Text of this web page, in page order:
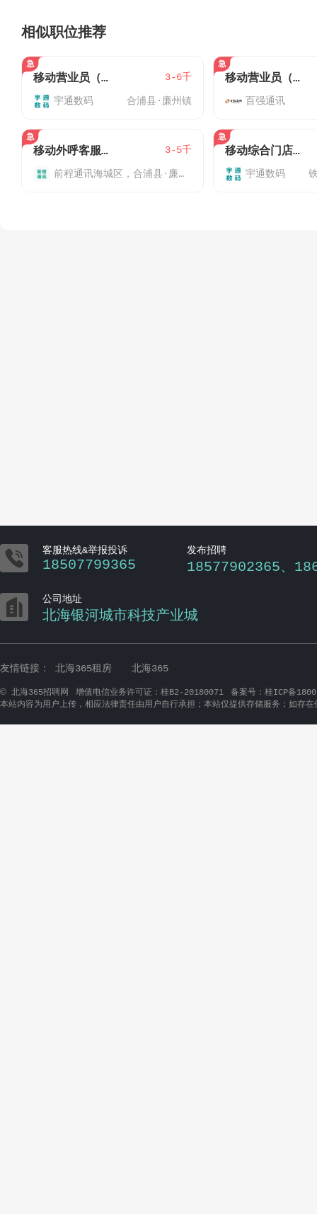
相似职位推荐
移动营业员（合浦解放路营业厅） 3-6千
宇通数码 合浦县·廉州镇
移动营业员（海城区/银海区）-月休8天
百强通讯
移动外呼客服专员（北海/合浦） 3-5千
前程通讯 海城区，合浦县·廉州镇
移动综合门店店长（北海）
宇通数码
 客服热线&举报投诉
18507799365
发布招聘
18577902365、
 公司地址
北海银河城市科技产业城
友情链接： 北海365租房 北海365
© 北海365招聘网 增值电信业务许可证：桂B2-20180071
备案号：桂ICP备
本站内容为用户上传，相应法律责任由用户自行承担；本站仅提供存储服务；如存